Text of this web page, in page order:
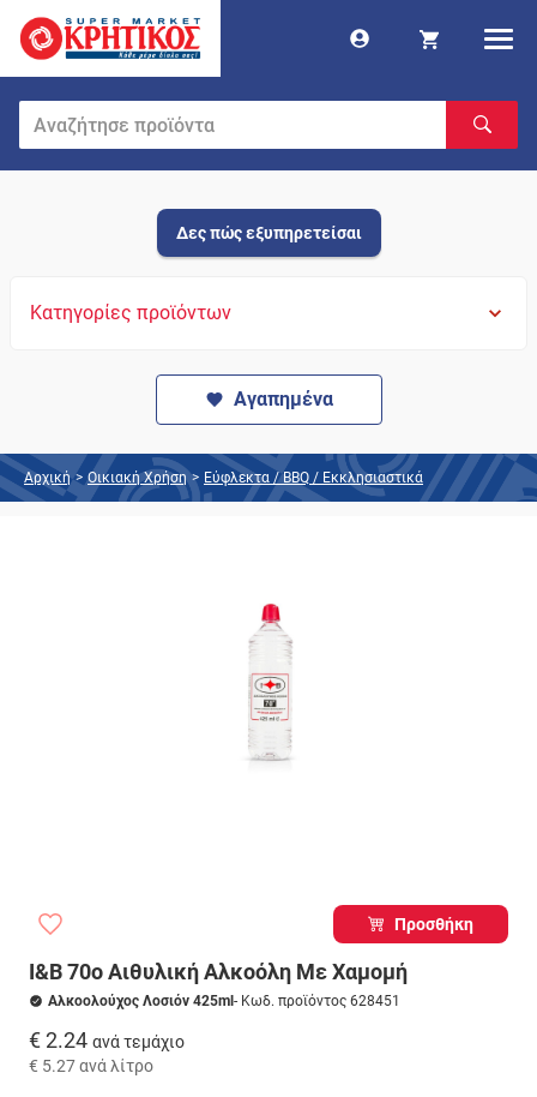
Δες πώς εξυπηρετείσαι
Κατηγορίες προϊόντων
Αγαπημένα
Αρχική > Οικιακή Χρήση > Εύφλεκτα / BBQ / Εκκλησιαστικά
Προσθήκη
I&B 70ο Αιθυλική Αλκοόλη Με Χαμομή
Αλκοολούχος Λοσιόν 425ml - Κωδ. προϊόντος 628451
€ 2.24 ανά τεμάχιο
€ 5.27ανά λίτρο